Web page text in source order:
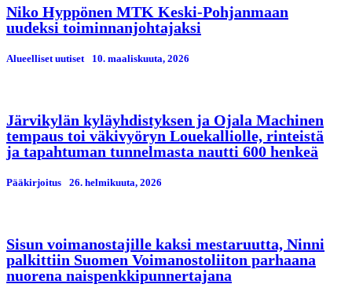
Niko Hyppönen MTK Keski-Pohjanmaan
uudeksi toiminnanjohtajaksi
Alueelliset uutiset 10. maaliskuuta, 2026
Järvikylän kyläyhdistyksen ja Ojala Machinen
tempaus toi väkivyöryn Louekalliolle, rinteistä
ja tapahtuman tunnelmasta nautti 600 henkeä
Pääkirjoitus 26. helmikuuta, 2026
Sisun voimanostajille kaksi mestaruutta, Ninni
palkittiin Suomen Voimanostoliiton parhaana
nuorena naispenkkipunnertajana